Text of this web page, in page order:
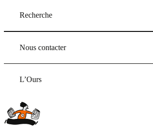
Recherche
Nous contacter
L’Ours